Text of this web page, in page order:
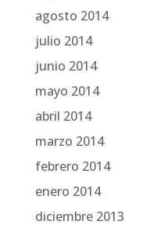
agosto 2014
julio 2014
junio 2014
mayo 2014
abril 2014
marzo 2014
febrero 2014
enero 2014
diciembre 2013